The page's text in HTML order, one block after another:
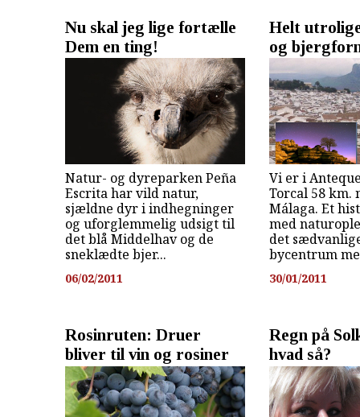
Nu skal jeg lige fortælle
Dem en ting!
Natur- og dyreparken Peña
Escrita har vild natur,
sjældne dyr i indhegninger
og uforglemmelig udsigt til
det blå Middelhav og de
sneklædte bjer...
06/02/2011
Helt
og
Vi er i
Torcal 58 km.
Málaga. Et
med
det
bycentrum
30/01/2011
Rosinruten: Druer
bliver til vin og rosiner
Regn på
hvad så?